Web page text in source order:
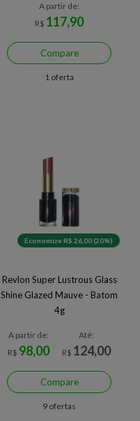
A partir de:
R$ 117,90
Compare
1 oferta
Economize R$ 26,00 (20%)
Revlon Super Lustrous Glass
Shine Glazed Mauve - Batom
4g
A partir de:
R$ 98,00
Até:
R$ 124,00
Compare
9 ofertas